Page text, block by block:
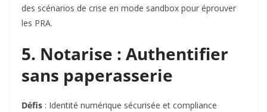
des scénarios de crise en mode sandbox pour éprouver
les PRA.
5. Notarise : Authentifier
sans paperasserie
Défis : Identité numérique sécurisée et compliance